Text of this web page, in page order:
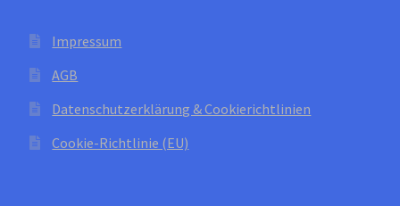
Impressum
AGB
Datenschutzerklärung & Cookierichtlinien
Cookie-Richtlinie (EU)